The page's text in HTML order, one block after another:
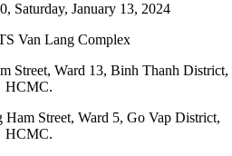
Saturday, January 13, 2024
Van Lang Complex
Street, Ward 13, Binh Thanh District,
HCMC.
Street, Ward 5, Go Vap District,
HCMC.